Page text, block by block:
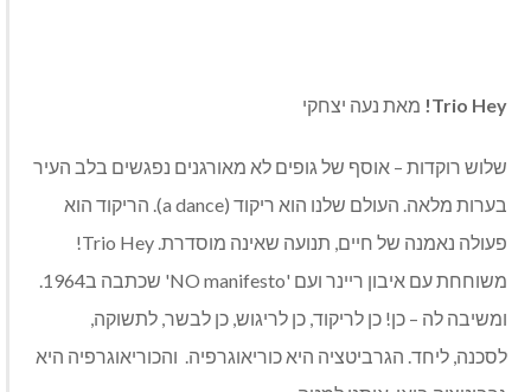
Trio Hey! מאת נעה יצחקי
שלוש רוקדות – אוסף של גופים לא מאורגנים נפגשים בלב העיר
בערות מלאה. העולם שלנו הוא ריקוד (a dance). הריקוד הוא
פעולה נאמנה של חיים, תנועה שאינה מוסדרת. Trio Hey!
משוחחת עם איבון ריינר ועם 'NO manifesto' שכתבה ב1964.
ומשיבה לה – כן! כן לריקוד, כן לריגוש, כן לבשר, לתשוקה,
לסכנה, ליחד. הגרביטציה היא כוריאוגרפיה. והכוריאוגרפיה היא